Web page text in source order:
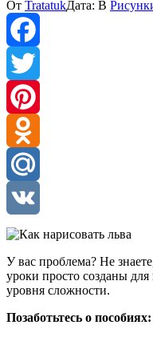
От TratatukДата: В
Facebook
Twitter
Pinterest
Odnoklassniki
Mail.Ru
VK
У вас проблема? Не
уроки просто созданы
уровня сложности.
Позаботьтесь о пособиях: